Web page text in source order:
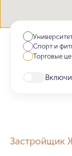
Спорт и
Торговые
Застройщик